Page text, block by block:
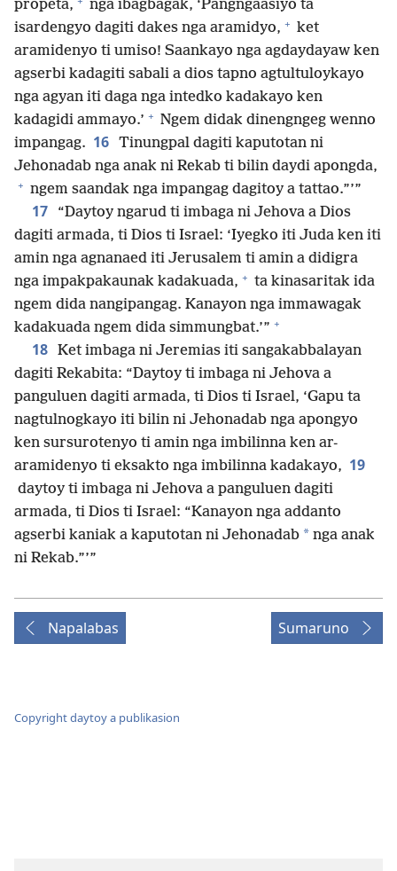
propeta,
nga ibagbagak, ‘Pangngaasiyo ta
isardengyo dagiti dakes nga aramidyo, + ket
aramidenyo ti umiso! Saankayo nga agdaydayaw ken
agserbi kadagiti sabali a dios tapno agtultuloykayo
nga agyan iti daga nga intedko kadakayo ken
kadagidi ammayo.’ + Ngem didak dinengngeg wenno
impangag. 16 Tinungpal dagiti kaputotan ni
Jehonadab nga anak ni Rekab ti bilin daydi apongda,
+ ngem saandak nga impangag dagitoy a tattao.”’”
17
“Daytoy ngarud ti imbaga ni Jehova a Dios
dagiti armada, ti Dios ti Israel: ‘Iyegko iti Juda ken iti
amin nga agnanaed iti Jerusalem ti amin a didigra
nga impakpakaunak kadakuada, + ta kinasaritak ida
ngem dida nangipangag. Kanayon nga immawagak
kadakuada ngem dida simmungbat.’” +
18 Ket imbaga ni Jeremias iti sangakabbalayan
dagiti Rekabita: “Daytoy ti imbaga ni Jehova a
panguluen dagiti armada, ti Dios ti Israel, ‘Gapu ta
nagtulnogkayo iti bilin ni Jehonadab nga apongyo
ken sursurotenyo ti amin nga imbilinna ken ar-
aramidenyo ti eksakto nga imbilinna kadakayo, 19
daytoy ti imbaga ni Jehova a panguluen dagiti
armada, ti Dios ti Israel: “Kanayon nga addanto
agserbi kaniak a kaputotan ni Jehonadab * nga anak
ni Rekab.”’”
Napalabas Sumaruno
Copyright daytoy a publikasion